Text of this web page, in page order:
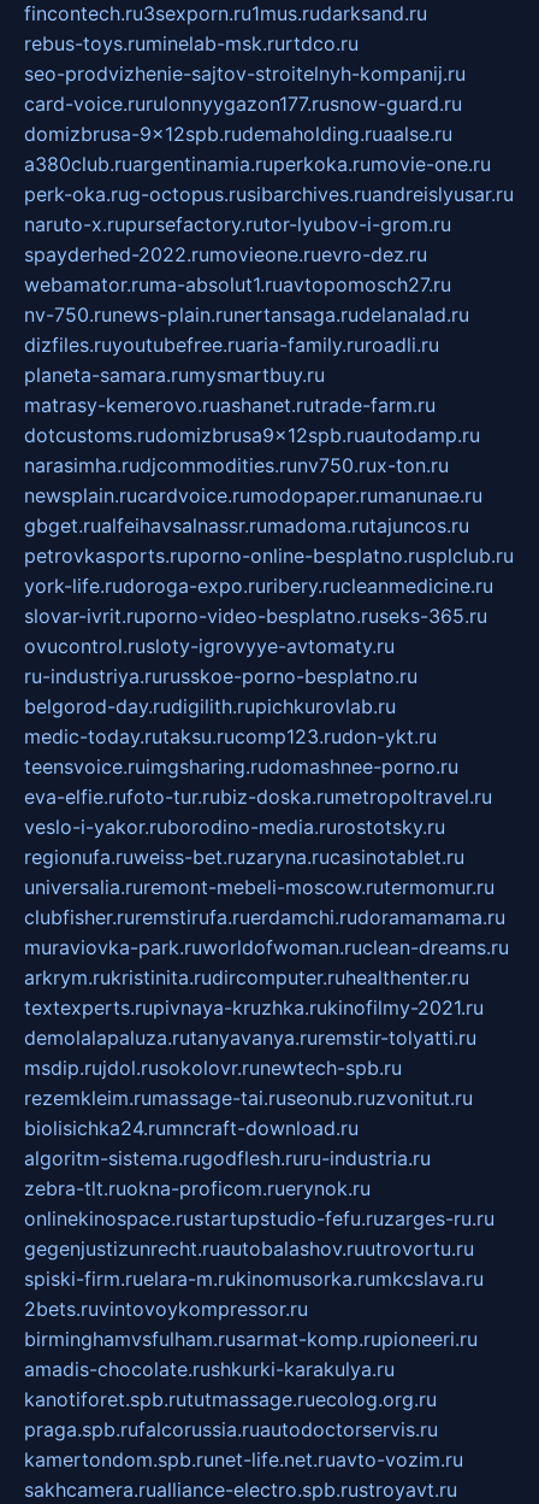
fincontech.ru3sexporn.ru1mus.rudarksand.ru
rebus-toys.ruminelab-msk.rurtdco.ru
seo-prodvizhenie-sajtov-stroitelnyh-kompanij.ru
card-voice.rurulonnyygazon177.rusnow-guard.ru
domizbrusa-9x12spb.rudemaholding.ruaalse.ru
a380club.ruargentinamia.ruperkoka.rumovie-one.ru
perk-oka.rug-octopus.rusibarchives.ruandreislyusar.ru
naruto-x.rupursefactory.rutor-lyubov-i-grom.ru
spayderhed-2022.rumovieone.ruevro-dez.ru
webamator.ruma-absolut1.ruavtopomosch27.ru
nv-750.runews-plain.runertansaga.rudelanalad.ru
dizfiles.ruyoutubefree.ruaria-family.ruroadli.ru
planeta-samara.rumysmartbuy.ru
matrasy-kemerovo.ruashanet.rutrade-farm.ru
dotcustoms.rudomizbrusa9x12spb.ruautodamp.ru
narasimha.rudjcommodities.runv750.rux-ton.ru
newsplain.rucardvoice.rumodopaper.rumanunae.ru
gbget.rualfeihavsalnassr.rumadoma.rutajuncos.ru
petrovkasports.ruporno-online-besplatno.rusplclub.ru
york-life.rudoroga-expo.ruribery.rucleanmedicine.ru
slovar-ivrit.ruporno-video-besplatno.ruseks-365.ru
ovucontrol.rusloty-igrovyye-avtomaty.ru
ru-industriya.rurusskoe-porno-besplatno.ru
belgorod-day.rudigilith.rupichkurovlab.ru
medic-today.rutaksu.rucomp123.rudon-ykt.ru
teensvoice.ruimgsharing.rudomashnee-porno.ru
eva-elfie.rufoto-tur.rubiz-doska.rumetropoltravel.ru
veslo-i-yakor.ruborodino-media.rurostotsky.ru
regionufa.ruweiss-bet.ruzaryna.rucasinotablet.ru
universalia.ruremont-mebeli-moscow.rutermomur.ru
clubfisher.ruremstirufa.ruerdamchi.rudoramamama.ru
muraviovka-park.ruworldofwoman.ruclean-dreams.ru
arkrym.rukristinita.rudircomputer.ruhealthenter.ru
textexperts.rupivnaya-kruzhka.rukinofilmy-2021.ru
demolalapaluza.rutanyavanya.ruremstir-tolyatti.ru
msdip.rujdol.rusokolovr.runewtech-spb.ru
rezemkleim.rumassage-tai.ruseonub.ruzvonitut.ru
biolisichka24.rumncraft-download.ru
algoritm-sistema.rugodflesh.ruru-industria.ru
zebra-tlt.ruokna-proficom.ruerynok.ru
onlinekinospace.rustartupstudio-fefu.ruzarges-ru.ru
gegenjustizunrecht.ruautobalashov.ruutrovortu.ru
spiski-firm.ruelara-m.rukinomusorka.rumkcslava.ru
2bets.ruvintovoykompressor.ru
birminghamvsfulham.rusarmat-komp.rupioneeri.ru
amadis-chocolate.rushkurki-karakulya.ru
kanotiforet.spb.rututmassage.ruecolog.org.ru
praga.spb.rufalcorussia.ruautodoctorservis.ru
kamertondom.spb.runet-life.net.ruavto-vozim.ru
sakhcamera.rualliance-electro.spb.rustroyavt.ru